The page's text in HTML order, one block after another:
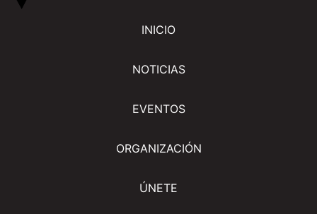
INICIO
NOTICIAS
EVENTOS
ORGANIZACIÓN
ÚNETE